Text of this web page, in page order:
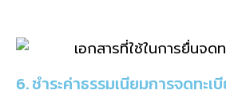
6. ชำระค่าธรรมเนียมการจดทะเ